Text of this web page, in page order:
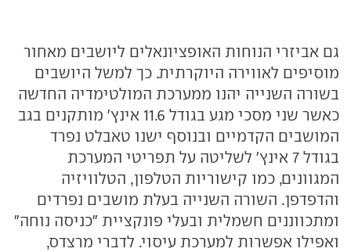
גם אביזרי הנוחות האופציונאלים ליושבים מאחור
מוסיפים לאווירה היוקרתית. כך למשל היושבים
בשורה השנייה יהנו ממערכת המולטימדיה החדשה
כאשר שני מסכי מגע בגודל 11.6 אינץ' מותקנים בגב
המושבים הקדמיים ובנוסף ישנו טאבלט נפרד
בגודל 7 אינץ' לשליטה על תפריטי המערכת
המגוונים, כמו קישוריות הטלפון, הטלוויזיה
והדפדפן. השורה השנייה בעלת מושבים נפרדים
ומתכווננים חשמלית ובעלי פונקציית "כניסה נוחה"
ואפילו אפשרות למערכת עיסוי. לדברי מרצדס,